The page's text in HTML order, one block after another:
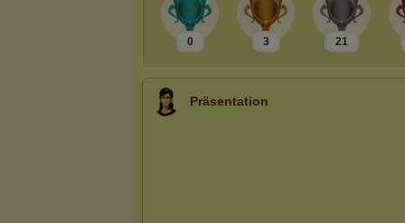
0 3 21
Präsentation